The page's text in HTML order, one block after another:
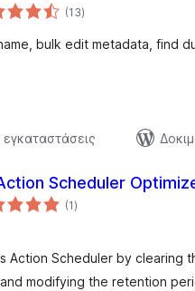
(13αξιολογήσεις
σύνολο
)
bulk edit metadata, find
Scheduler
(1αξιολογήσεις
σύνολο
)
Action Scheduler by clearing
modifying the retention